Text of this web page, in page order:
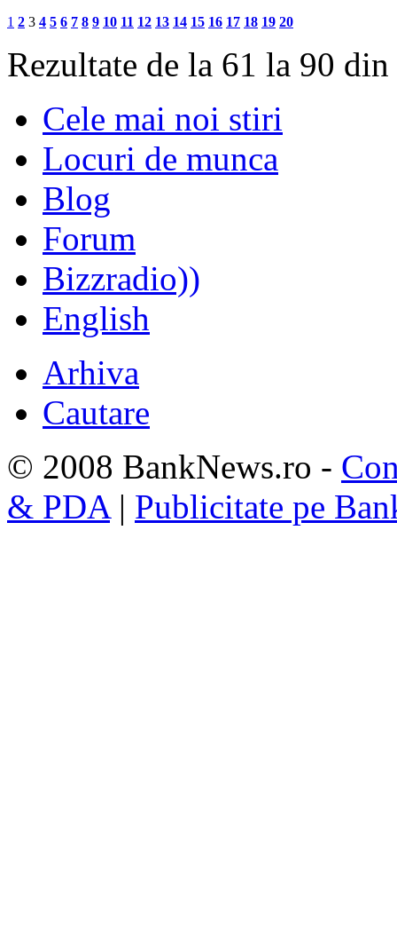
1 2 3 4 5 6 7 8 9 10 11 12 13 14 15 16 17 18 19 20
Rezultate de la 61 la 90
Cele mai noi stiri
Locuri de munca
Blog
Forum
Bizzradio))
English
Arhiva
Cautare
© 2008 BankNews.ro -
& PDA| Publicitate pe